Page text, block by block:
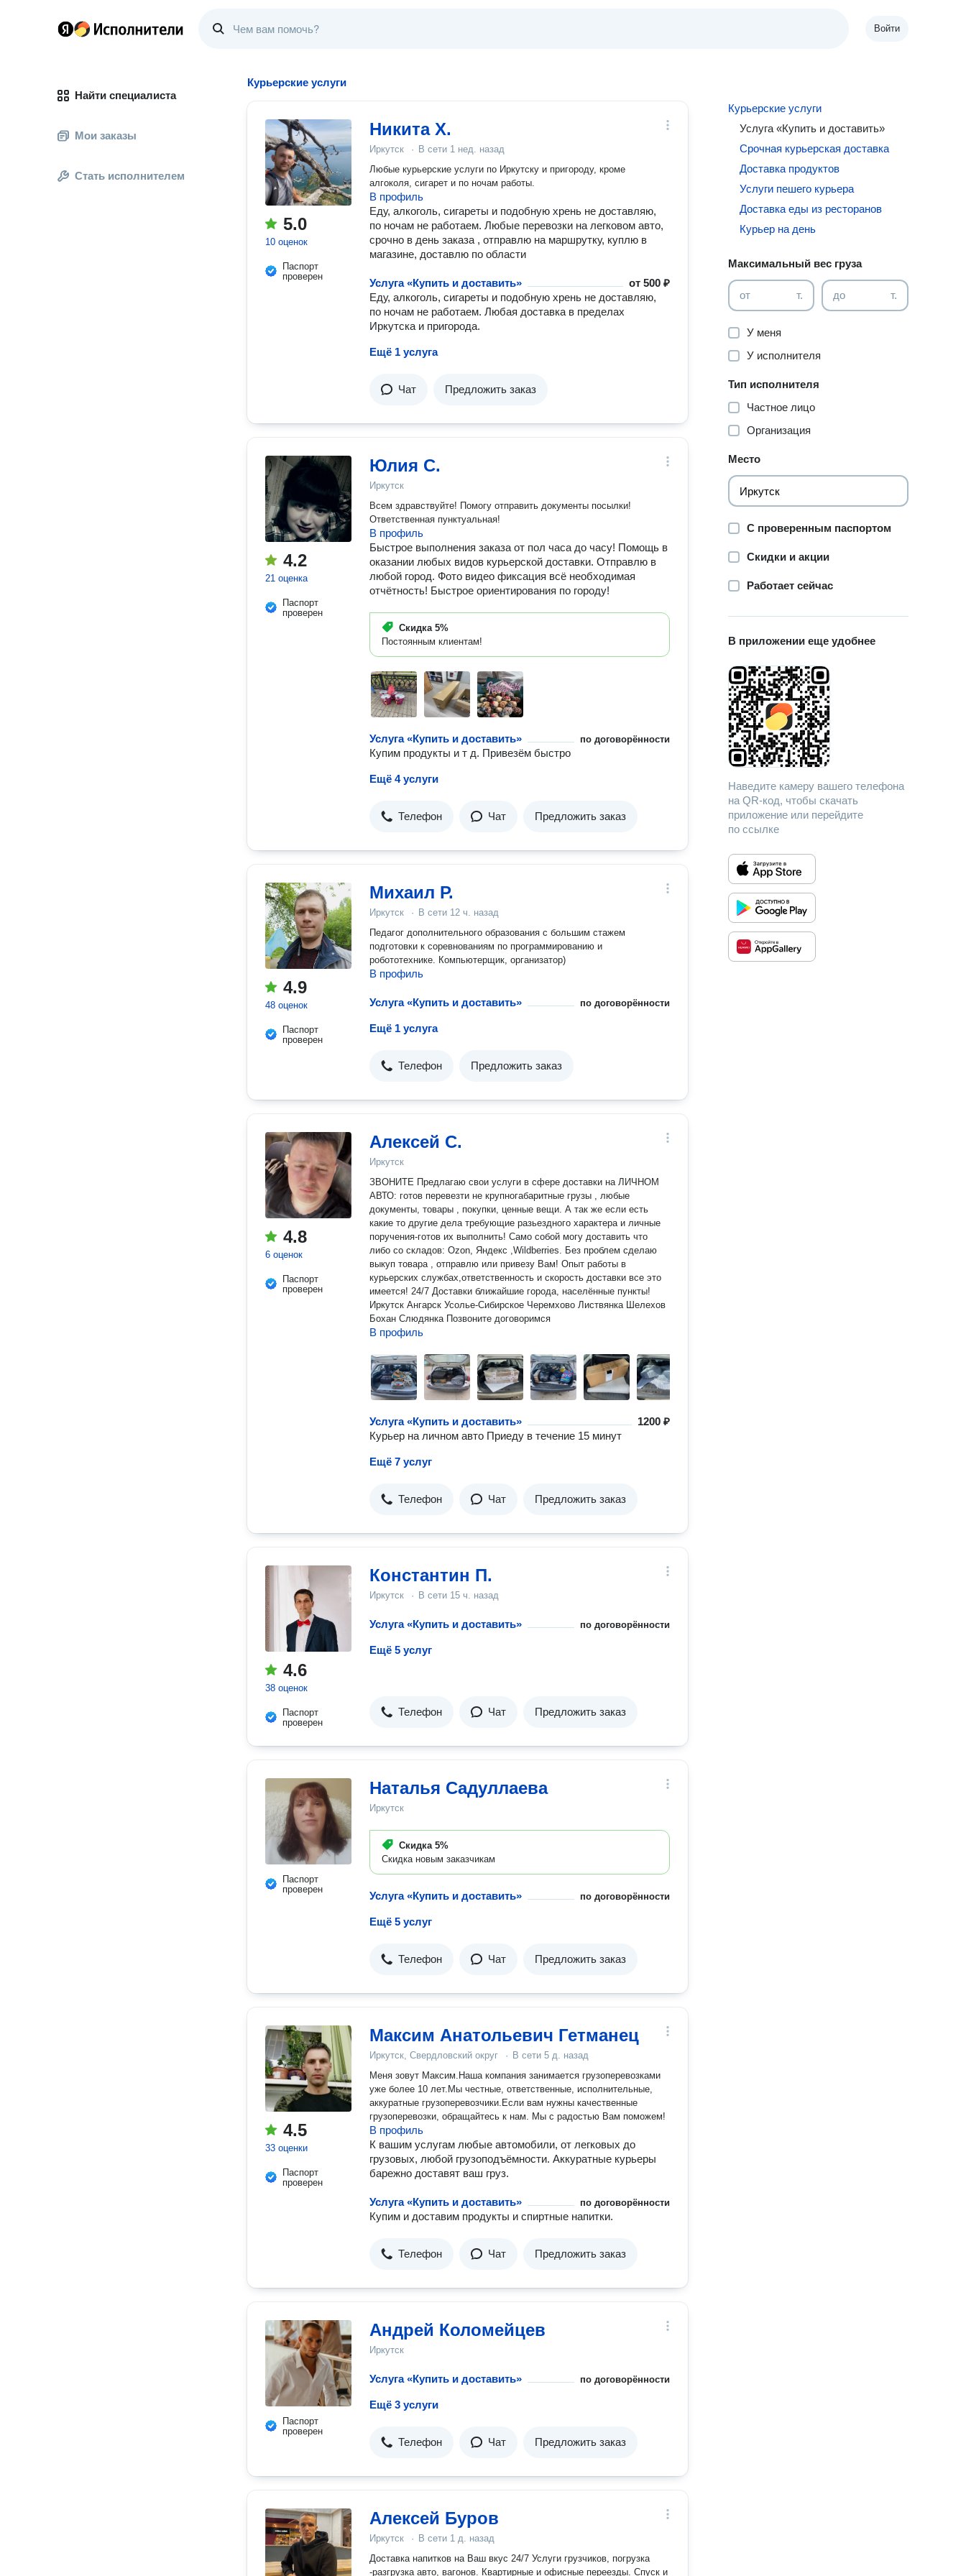
Войти
Найти специалиста
Мои заказы
Стать исполнителем
Курьерские услуги
5.0
10 оценок
Паспорт
проверен
Никита Х.
Иркутск · В сети 1 нед. назад
Любые курьерские услуги по Иркутску и пригороду, кроме
алгоколя, сигарет и по ночам работы.
В профиль
Еду, алкоголь, сигареты и подобную хрень не доставляю,
по ночам не работаем. Любые перевозки на легковом авто,
срочно в день заказа , отправлю на маршрутку, куплю в
магазине, доставлю по области
Услуга «Купить и доставить» от500 ₽
Еду, алкоголь, сигареты и подобную хрень не доставляю,
по ночам не работаем. Любая доставка в пределах
Иркутска и пригорода.
Ещё 1 услуга
Чат Предложить заказ
4.2
21 оценка
Паспорт
проверен
Юлия С.
Иркутск
Всем здравствуйте! Помогу отправить документы посылки!
Ответственная пунктуальная!
В профиль
Быстрое выполнения заказа от пол часа до часу! Помощь в
оказании любых видов курьерской доставки. Отправлю в
любой город. Фото видео фиксация всё необходимая
отчётность! Быстрое ориентирования по городу!
Скидка 5%
Постоянным клиентам!
Услуга «Купить и доставить» по договорённости
Купим продукты и т д. Привезём быстро
Ещё 4 услуги
Телефон Чат Предложить заказ
4.9
48 оценок
Паспорт
проверен
Михаил Р.
Иркутск · В сети 12 ч. назад
Педагог дополнительного образования с большим стажем
подготовки к соревнованиям по программированию и
робототехнике. Компьютерщик, организатор)
В профиль
Услуга «Купить и доставить» по договорённости
Ещё 1 услуга
Телефон Предложить заказ
4.8
6 оценок
Паспорт
проверен
Алексей С.
Иркутск
ЗВОНИТЕ Предлагаю свои услуги в сфере доставки на ЛИЧНОМ
АВТО: готов перевезти не крупногабаритные грузы , любые
документы, товары , покупки, ценные вещи. А так же если есть
какие то другие дела требующие разьездного характера и личные
поручения-готов их выполнить! Само собой могу доставить что
либо со складов: Ozon, Яндекс ,Wildberries. Без проблем сделаю
выкуп товара , отправлю или привезу Вам! Опыт работы в
курьерских службах,ответственность и скорость доставки все это
имеется! 24/7 Доставки ближайшие города, населённые пункты!
Иркутск Ангарск Усолье-Сибирское Черемхово Листвянка Шелехов
Бохан Слюдянка Позвоните договоримся
В профиль
Услуга «Купить и доставить»
1200 ₽
Курьер на личном авто Приеду в течение 15 минут
Ещё 7 услуг
Телефон Чат Предложить заказ
4.6
38 оценок
Паспорт
проверен
Константин П.
Иркутск · В сети 15 ч. назад
Услуга «Купить и доставить» по договорённости
Ещё 5 услуг
Телефон Чат Предложить заказ
Паспорт
проверен
Наталья Садуллаева
Иркутск
Скидка 5%
Скидка новым заказчикам
Услуга «Купить и доставить» по договорённости
Ещё 5 услуг
Телефон Чат Предложить заказ
4.5
33 оценки
Паспорт
проверен
Максим Анатольевич Гетманец
Иркутск, Свердловский округ · В сети 5 д. назад
Меня зовут Максим.Наша компания занимается грузоперевозками
уже более 10 лет.Мы честные, ответственные, исполнительные,
аккуратные грузоперевозчики.Если вам нужны качественные
грузоперевозки, обращайтесь к нам. Мы с радостью Вам поможем!
В профиль
К вашим услугам любые автомобили, от легковых до
грузовых, любой грузоподъёмности. Аккуратные курьеры
барежно доставят ваш груз.
Услуга «Купить и доставить» по договорённости
Купим и доставим продукты и спиртные напитки.
Телефон Чат Предложить заказ
Паспорт
проверен
Андрей Коломейцев
Иркутск
Услуга «Купить и доставить» по договорённости
Ещё 3 услуги
Телефон Чат Предложить заказ
Алексей Буров
Иркутск · В сети 1 д. назад
Доставка напитков на Ваш вкус 24/7 Услуги грузчиков, погрузка
-разгрузка авто, вагонов. Квартирные и офисные переезды. Спуск и
Курьерские услуги
Услуга «Купить и доставить»
Срочная курьерская доставка
Доставка продуктов
Услуги пешего курьера
Доставка еды из ресторанов
Курьер на день
Максимальный вес груза
от т. до т.
У меня
У исполнителя
Тип исполнителя
Частное лицо
Организация
Место
С проверенным паспортом
Скидки и акции
Работает сейчас
В приложении еще удобнее
Наведите камеру вашего телефона
на QR-код, чтобы скачать
приложение или перейдите
по ссылке